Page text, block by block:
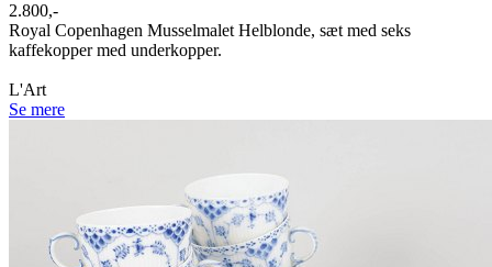
2.800,-
Royal Copenhagen Musselmalet Helblonde, sæt med seks
kaffekopper med underkopper.
L'Art
Se mere